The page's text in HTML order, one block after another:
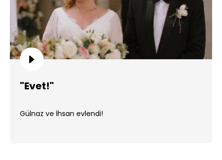
"Evet!"
Gülnaz ve İhsan evlendi!